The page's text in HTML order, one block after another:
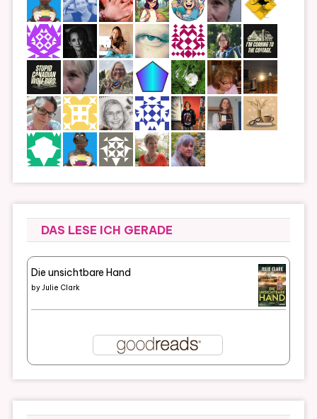
DAS LESE ICH GERADE
Die unsichtbare Hand
byJulie Clark